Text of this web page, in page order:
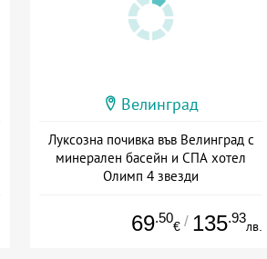
Велинград
Луксозна почивка във Велинград с
минерален басейн и СПА хотел
Олимп 4 звезди
69.50
€ / 135.93
лв.